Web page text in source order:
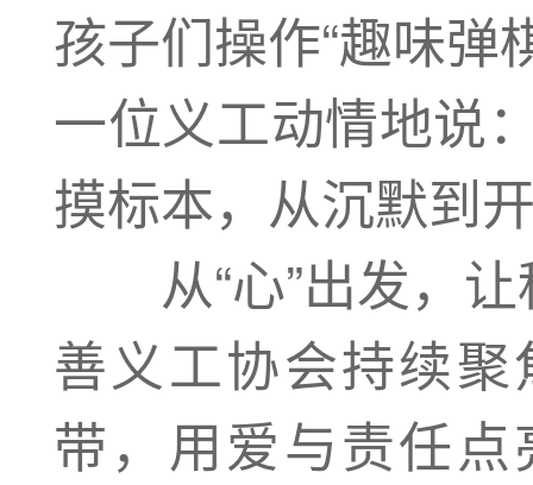
孩子们操作“趣味弹
一位义工动情地说
摸标本，从沉默到
从“心”出发，让
善义工协会持续
带，用爱与责任